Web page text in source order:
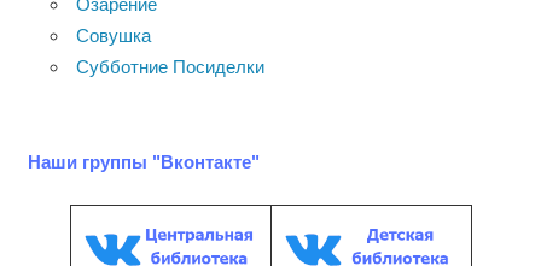
Озарение
Совушка
Субботние Посиделки
Наши группы "Вконтакте"